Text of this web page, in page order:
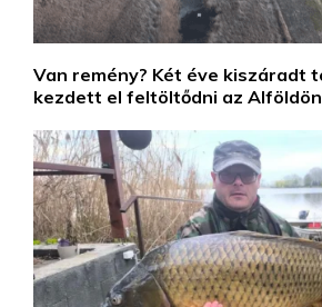
Van remény? Két éve kiszáradt
kezdett el feltöltődni az